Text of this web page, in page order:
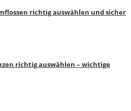
richtig auswählen und sicher
richtig auswählen – wichtige